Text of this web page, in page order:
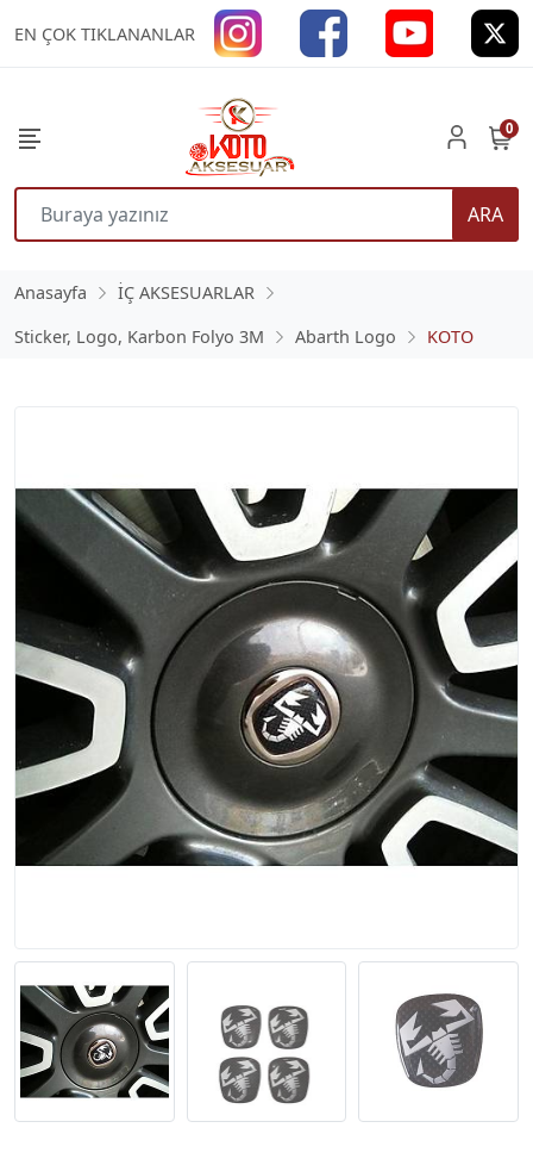
EN ÇOK TIKLANANLAR
ARA
0
Anasayfa
İÇ AKSESUARLAR
Sticker, Logo, Karbon Folyo 3M
Abarth Logo KOTO